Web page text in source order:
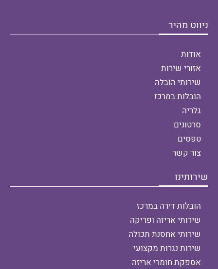
ניווט מהיר
אודות
אזורי שירות
שירותי הובלה
הובלות במרכז
גלריה
סרטונים
טפסים
צור קשר
שירותינו
הובלות דירה במרכז
שירותי אריזה ופריקה
שירותי אחסנת תכולה
שירות נגרות מקצועי
אספקת חומרי אריזה